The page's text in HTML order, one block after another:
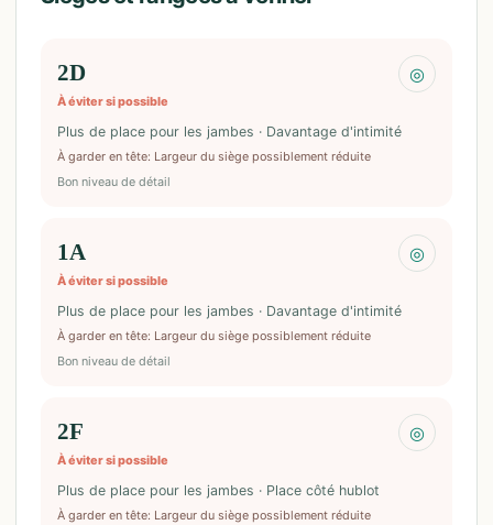
2D
À éviter si possible
◎
Plus de place pour les jambes · Davantage d'intimité
À garder en tête: Largeur du siège possiblement réduite
Bon niveau de détail
1A
À éviter si possible
◎
Plus de place pour les jambes · Davantage d'intimité
À garder en tête: Largeur du siège possiblement réduite
Bon niveau de détail
2F
À éviter si possible
◎
Plus de place pour les jambes · Place côté hublot
À garder en tête: Largeur du siège possiblement réduite